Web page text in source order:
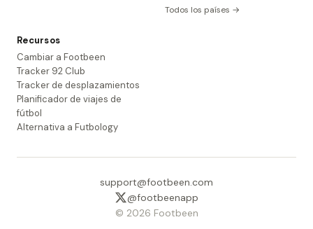
Todos los países →
Recursos
Cambiar a Footbeen
Tracker 92 Club
Tracker de desplazamientos
Planificador de viajes de
fútbol
Alternativa a Futbology
support@footbeen.com
@footbeenapp
© 2026 Footbeen